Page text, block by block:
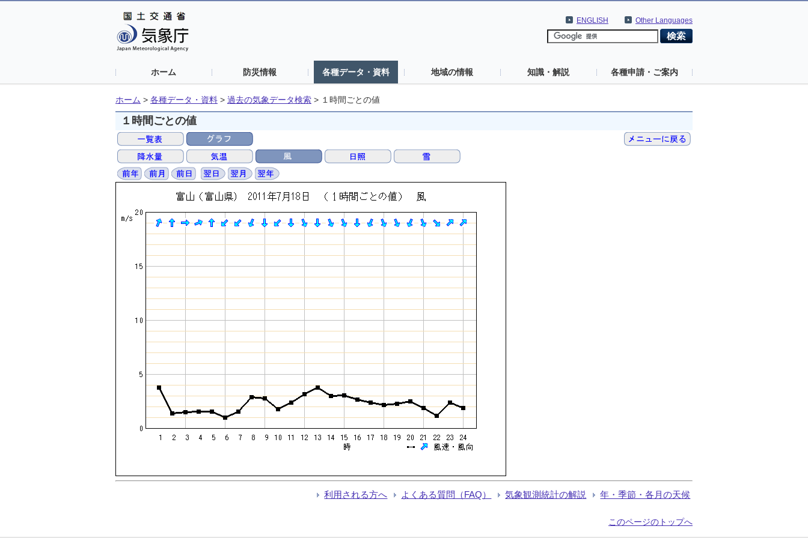
Other Languages
ENGLISH
ホーム 防災情報 各種データ・資料 地域の情報 知識・解説 各種申請・ご案内
ホーム > 各種データ・資料 > 過去の気象データ検索 > １時間ごとの値
１時間ごとの値
利用される方へ よくある質問（FAQ） 気象観測統計の解説 年・季節・各月の天候
このページのトップへ